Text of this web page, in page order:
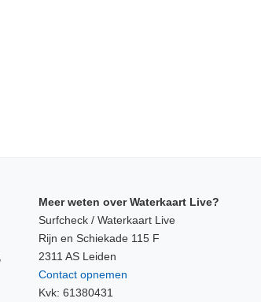
Meer weten over Waterkaart Live?
Surfcheck / Waterkaart Live
Rijn en Schiekade 115 F
2311 AS Leiden
Contact opnemen
Kvk: 61380431